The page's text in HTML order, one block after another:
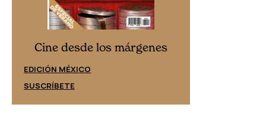
Cine desde los márgenes
EDICIÓN MÉXICO
SUSCRÍBETE